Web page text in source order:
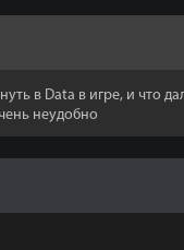
в Data в игре, и что
неудобно